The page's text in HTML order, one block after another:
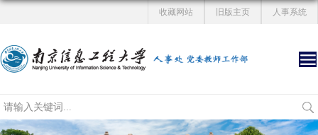
人事系统
旧版主页
收藏网站